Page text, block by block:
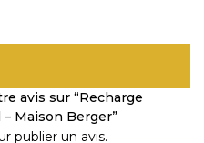
avis sur “Recharge
– Maison Berger”
publier un avis.